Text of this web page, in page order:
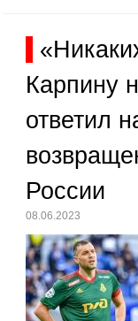
Карпину
ответил
России
08.06.2023